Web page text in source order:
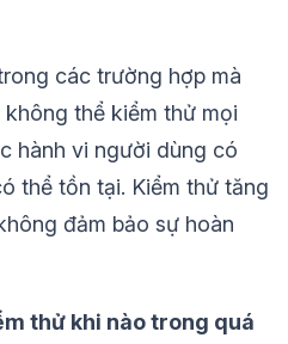
các trường hợp mà
thể kiểm thử mọi
hành vi người dùng có
thể tồn tại. Kiểm thử tăng
đảm bảo sự hoàn
thử khi nào trong quá